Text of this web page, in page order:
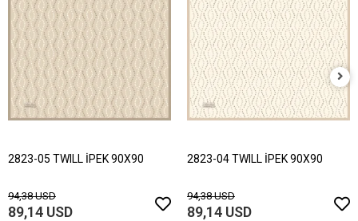
2823-05 TWILL İPEK 90X90
94,38 USD
89,14 USD
2823-04 TWILL İPEK 90X90
94,38 USD
89,14 USD